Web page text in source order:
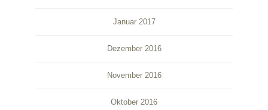
Januar 2017
Dezember 2016
November 2016
Oktober 2016